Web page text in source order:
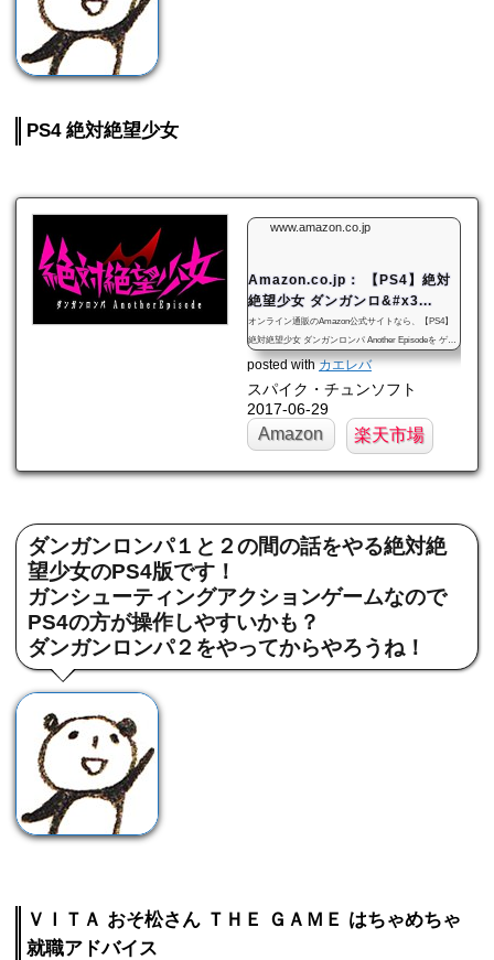
PS4 絶対絶望少女
www.amazon.co.jp
Amazon.co.jp： 【PS4】絶対
絶望少女 ダンガンロ&#x3...
オンライン通販のAmazon公式サイトなら、【PS4】
絶対絶望少女 ダンガンロンパ Another Episodeを ゲー
ムストアで、いつでもお安く。当日お急ぎ便対象商品
送料無料。
posted withカエレバ
スパイク・チュンソフト
2017-06-29
Amazon 楽天市場
ダンガンロンパ１と２の間の話をやる絶対絶
望少女のPS4版です！
ガンシューティングアクションゲームなので
PS4の方が操作しやすいかも？
ダンガンロンパ２をやってからやろうね！
ＶＩＴＡ おそ松さん ＴＨＥ ＧＡＭＥ はちゃめちゃ
就職アドバイス